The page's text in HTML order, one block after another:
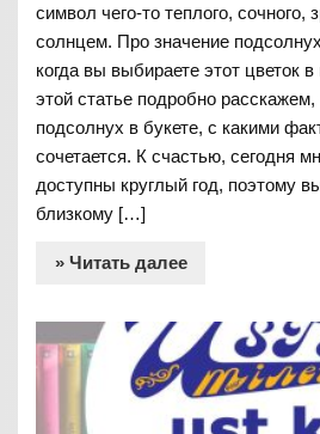
символ чего-то теплого, сочного,
солнцем. Про значение
когда вы выбираете этот цветок
этой статье подробно расскажем,
подсолнух в букете, с какими
сочетается. К счастью, сегодня
доступны круглый год, поэтому
близкому […]
» Читать далее